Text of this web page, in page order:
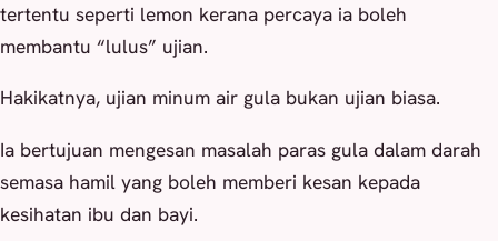
tertentu seperti lemon kerana percaya ia boleh
membantu “lulus” ujian.
Hakikatnya, ujian minum air gula bukan ujian biasa.
Ia bertujuan mengesan masalah paras gula dalam darah
semasa hamil yang boleh memberi kesan kepada
kesihatan ibu dan bayi.